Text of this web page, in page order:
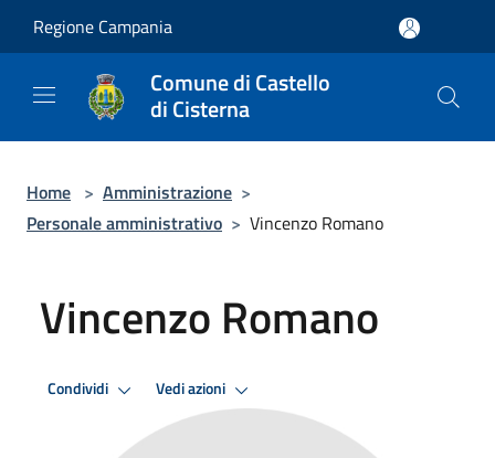
Regione Campania
Comune di Castello
di Cisterna
Home > Amministrazione >
Personale amministrativo > Vincenzo Romano
Vincenzo Romano
Condividi Vedi azioni